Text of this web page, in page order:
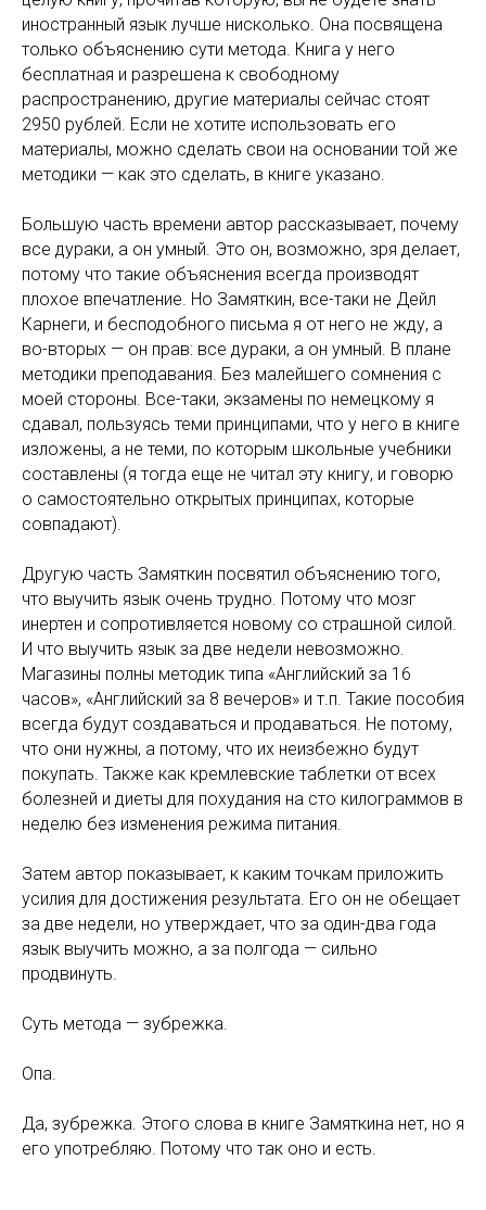
иностранный язык лучше нисколько. Она посвящена
только объяснению сути метода. Книга у него
бесплатная и разрешена к свободному
распространению, другие материалы сейчас стоят
2950 рублей. Если не хотите использовать его
материалы, можно сделать свои на основании той же
методики — как это сделать, в книге указано.
Большую часть времени автор рассказывает, почему
все дураки, а он умный. Это он, возможно, зря делает,
потому что такие объяснения всегда производят
плохое впечатление. Но Замяткин, все-таки не Дейл
Карнеги, и бесподобного письма я от него не жду, а
во-вторых — он прав: все дураки, а он умный. В плане
методики преподавания. Без малейшего сомнения с
моей стороны. Все-таки, экзамены по немецкому я
сдавал, пользуясь теми принципами, что у него в книге
изложены, а не теми, по которым школьные учебники
составлены (я тогда еще не читал эту книгу, и говорю
о самостоятельно открытых принципах, которые
совпадают).
Другую часть Замяткин посвятил объяснению того,
что выучить язык очень трудно. Потому что мозг
инертен и сопротивляется новому со страшной силой.
И что выучить язык за две недели невозможно.
Магазины полны методик типа «Английский за 16
часов», «Английский за 8 вечеров» и т.п. Такие пособия
всегда будут создаваться и продаваться. Не потому,
что они нужны, а потому, что их неизбежно будут
покупать. Также как кремлевские таблетки от всех
болезней и диеты для похудания на сто килограммов в
неделю без изменения режима питания.
Затем автор показывает, к каким точкам приложить
усилия для достижения результата. Его он не обещает
за две недели, но утверждает, что за один-два года
язык выучить можно, а за полгода — сильно
продвинуть.
Суть метода — зубрежка.
Опа.
Да, зубрежка. Этого слова в книге Замяткина нет, но я
его употребляю. Потому что так оно и есть.